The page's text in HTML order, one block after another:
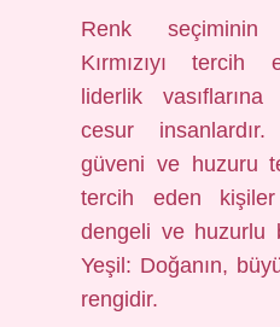
Renk
Kırmızıyı tercih
liderlik
cesur
güveni ve huzuru
tercih eden
dengeli ve huzurlu
Yeşil: Doğanın,
rengidir.